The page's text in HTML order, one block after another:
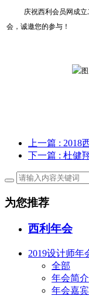
庆祝西利会员网成
会，诚邀您的参与！
上一篇 : 2018
下一篇 : 杜健
为您推荐
西利年会
2019设计师年
全部
年会简介
年会嘉宾